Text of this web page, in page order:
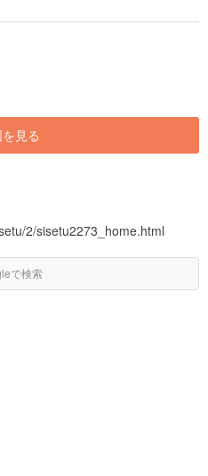
見る
2/sisetu2273_home.html
で検索